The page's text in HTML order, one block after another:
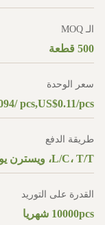
الـ MOQ
500 قطعة
سعر الوحدة
pcs,US$0.11/pcs
طريقة الدفع
L/C، T/T، ويسترن يونيون
القدرة على التوريد
10000pcs شهريا